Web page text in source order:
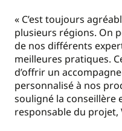
« C’est toujours
plusieurs régions. On
de nos différents
meilleures pratiques.
d’offrir un
personnalisé à nos
souligné la conseillère
responsable du projet,